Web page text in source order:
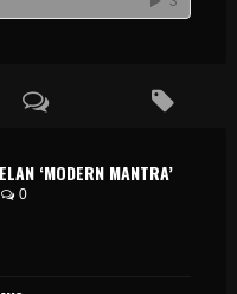
‘MODERN MANTRA’
0